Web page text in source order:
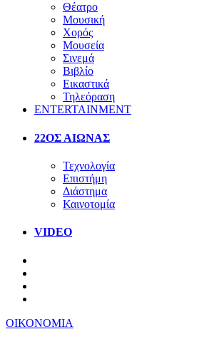
Θέατρο
Μουσική
Χορός
Μουσεία
Σινεμά
Βιβλίο
Εικαστικά
Τηλεόραση
ENTERTAINMENT
22ΟΣ ΑΙΩΝΑΣ
Τεχνολογία
Επιστήμη
Διάστημα
Καινοτομία
VIDEO
ΟΙΚΟΝΟΜΙΑ